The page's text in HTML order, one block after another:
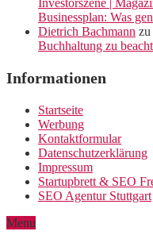
Businessplan: Was
Dietrich Bachmann zu
Buchhaltung zu
Informationen
Startseite
Werbung
Kontaktformular
Datenschutzerklärung
Impressum
Startupbrett & SEO
SEO Agentur Stuttgart
Menu